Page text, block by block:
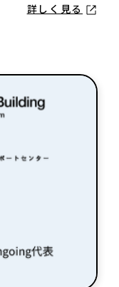
詳しく見る